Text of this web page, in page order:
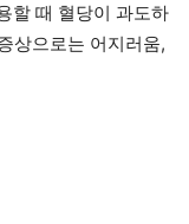
할 때 혈당이 과도하
상으로는 어지러움,